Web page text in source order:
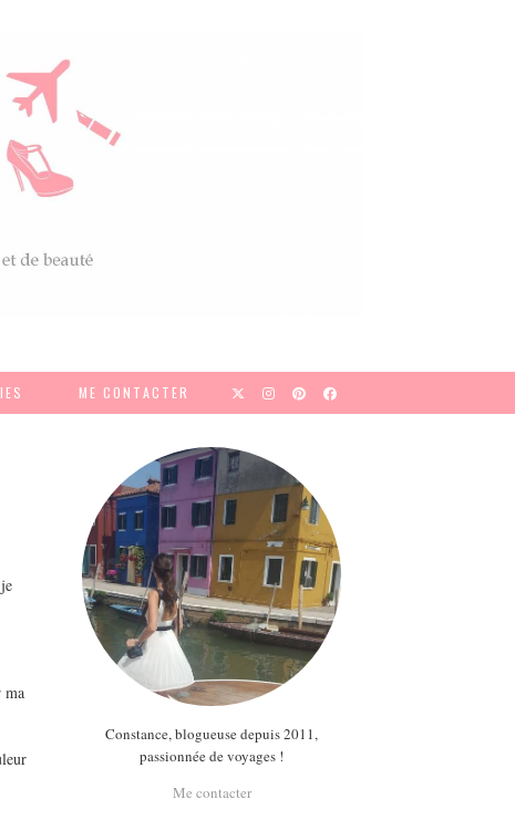
ME CONTACTER
ma
Constance, blogueuse depuis 2011,
passionnée de voyages !
Me contacter